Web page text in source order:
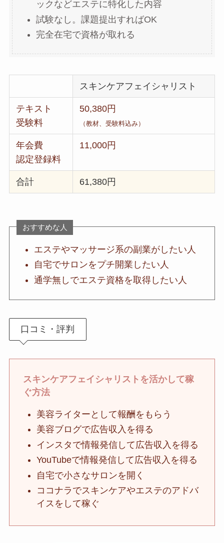
ックなどエステに特化した内容
試験なし。課題提出すればOK
完全在宅で資格が取れる
スキンケアフェイシャリスト
テキスト
受験料
50,380円
（教材、受験料込み）
年会費
認定登録料
11,000円
合計 61,380円
おすすめな人
エステやマッサージ系の副業がしたい人
自宅でサロンをプチ開業したい人
通学無しでエステ資格を取得したい人
口コミ・評判
スキンケアフェイシャリストを活かして稼
ぐ方法
美容ライターとして報酬をもらう
美容ブログで広告収入を得る
インスタで情報発信して広告収入を得る
YouTubeで情報発信して広告収入を得る
自宅で小さなサロンを開く
ココナラでスキンケアやエステのアドバ
イスをして稼ぐ